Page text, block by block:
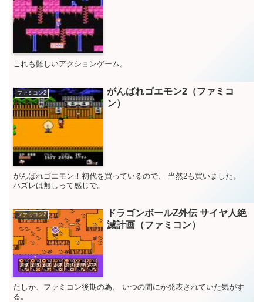
これも難しいアクションゲーム。
ファミコン2
がんばれゴエモン2（ファミコ
ン）
がんばれゴエモン！初代を買っているので、 当然2も買いました。
ハズレは無しって感じで。
ファミコン2
ドラゴンボールZ外伝 サイヤ人絶
滅計画（ファミコン）
たしか、ファミコン後期の為、 いつの間にか発表されていた気がす
る。